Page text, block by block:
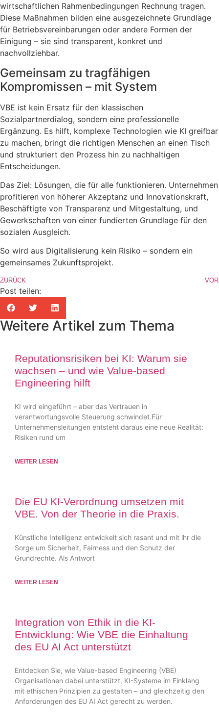
wirtschaftlichen Rahmenbedingungen Rechnung tragen.
Diese Maßnahmen bilden eine ausgezeichnete Grundlage
für Betriebsvereinbarungen oder andere Formen der
Einigung – sie sind transparent, konkret und
nachvollziehbar.
Gemeinsam zu tragfähigen
Kompromissen – mit System
VBE ist kein Ersatz für den klassischen
Sozialpartnerdialog, sondern eine professionelle
Ergänzung. Es hilft, komplexe Technologien wie KI greifbar
zu machen, bringt die richtigen Menschen an einen Tisch
und strukturiert den Prozess hin zu nachhaltigen
Entscheidungen.
Das Ziel: Lösungen, die für alle funktionieren. Unternehmen
profitieren von höherer Akzeptanz und Innovationskraft,
Beschäftigte von Transparenz und Mitgestaltung, und
Gewerkschaften von einer fundierten Grundlage für den
sozialen Ausgleich.
So wird aus Digitalisierung kein Risiko – sondern ein
gemeinsames Zukunftsprojekt.
ZURÜCK VOR
Post teilen:
Weitere Artikel zum Thema
Reputationsrisiken bei KI: Warum sie
wachsen – und wie Value-based
Engineering hilft
KI wird eingeführt – aber das Vertrauen in
verantwortungsvolle Steuerung schwindet.Für
Unternehmensleitungen entsteht daraus eine neue Realität:
Risiken rund um
WEITER LESEN
Die EU KI-Verordnung umsetzen mit
VBE. Von der Theorie in die Praxis.
Künstliche Intelligenz entwickelt sich rasant und mit ihr die
Sorge um Sicherheit, Fairness und den Schutz der
Grundrechte. Als Antwort
WEITER LESEN
Integration von Ethik in die KI-
Entwicklung: Wie VBE die Einhaltung
des EU AI Act unterstützt
Entdecken Sie, wie Value-based Engineering (VBE)
Organisationen dabei unterstützt, KI-Systeme im Einklang
mit ethischen Prinzipien zu gestalten – und gleichzeitig den
Anforderungen des EU AI Act gerecht zu werden.